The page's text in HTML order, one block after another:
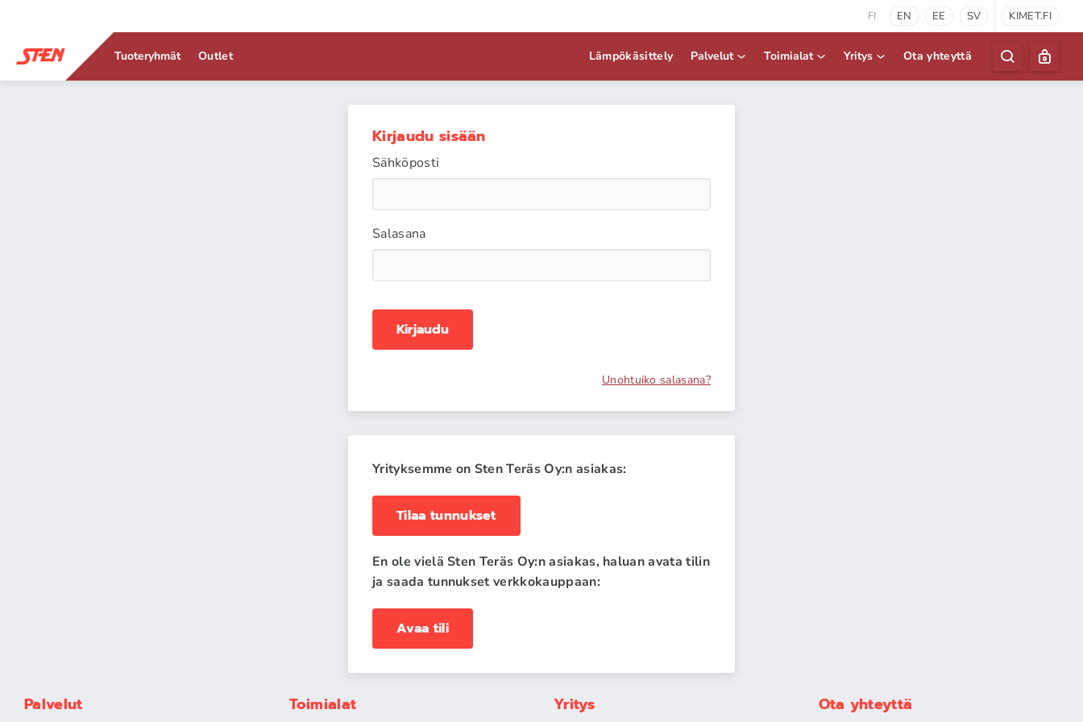
FI EN EE SV KIMET.FI
Tuoteryhmät Outlet Lämpökäsittely Palvelut Toimialat Yritys Ota yhteyttä
Kirjaudu sisään
Sähköposti
Salasana
Kirjaudu
Unohtuiko salasana?
Yrityksemme on Sten Teräs Oy:n asiakas:
Tilaa tunnukset
En ole vielä Sten Teräs Oy:n asiakas, haluan avata tilin
ja saada tunnukset verkkokauppaan:
Avaa tili
Palvelut Toimialat Yritys Ota yhteyttä